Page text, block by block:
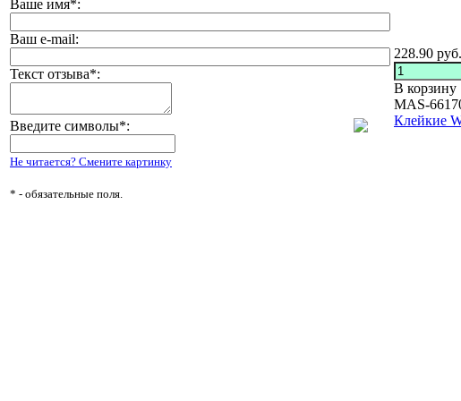
Ваше имя*:
Ваш e-mail:
Текст отзыва*:
Введите символы*:
Не читается? Смените картинку
* - обязательные поля.
228.90 руб.
В корзину
MAS-
Клейкие